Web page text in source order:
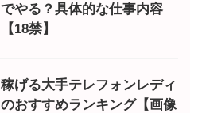
でやる？具体的な仕事内容
【18禁】
稼げる大手テレフォンレディ
のおすすめランキング【画像